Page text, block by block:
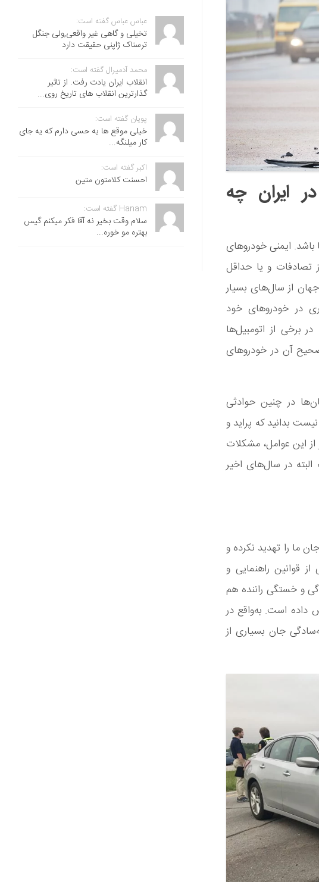
ایران چه
باشد. ایمنی خودروهای
تصادفات و یا حداقل
از سال‌های بسیار
در خودروهای خود
برخی از اتومبیل‌ها
صحیح آن در خودروهای
در چنین حوادثی
بدانید که پراید و
این عوامل، مشکلات
در سال‌های اخیر
ما را تهدید نکرده و
قوانین راهنمایی و
و خستگی راننده هم
داده است. به‌واقع در
جان بسیاری از
عباس عباس گفته است:
تخیلی و گاهی غیر واقعی,ولی جنگل
ترسناک ژاپنی حقیقت دارد
محمد آدمیرال گفته است:
انقلاب ایران یادت رفت. از تاثیر
گذارترین انقلاب های تاریخ روی...
پویان گفته است:
خیلی موقع ها یه حسی دارم که یه جای
کار میلنگه...
اکبر گفته است:
احسنت ‌کلامتون متین
Hanam گفته است:
سلام وقت بخیر نه آقا فکر میکنم گیس
بهتره مو خوره...